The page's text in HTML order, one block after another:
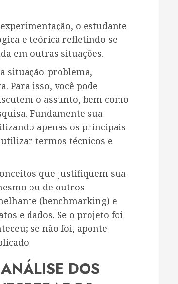
o estudante
e teórica refletindo se
em outras situações.
situação-problema,
Para isso, você pode
o assunto, bem como
Fundamente sua
apenas os principais
termos técnicos e
que justifiquem sua
ou de outros
(benchmarking) e
e dados. Se o projeto foi
se não foi, aponte
DOS